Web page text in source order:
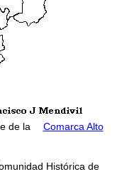
de la
Comarca Alto
Histórica de